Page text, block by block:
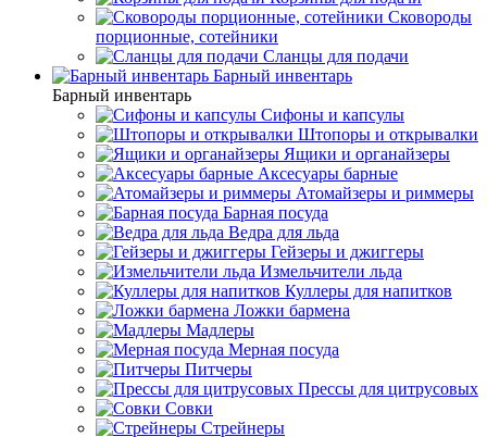
Сковороды
порционные, сотейники
Сланцы для подачи
Барный инвентарь
Барный инвентарь
Сифоны и капсулы
Штопоры и открывалки
Ящики и органайзеры
Аксесуары барные
Атомайзеры и риммеры
Барная посуда
Ведра для льда
Гейзеры и джиггеры
Измельчители льда
Куллеры для напитков
Ложки бармена
Мадлеры
Мерная посуда
Питчеры
Прессы для цитрусовых
Совки
Стрейнеры